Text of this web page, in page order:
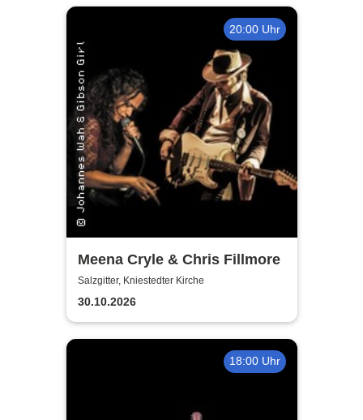
20:00 Uhr
Meena Cryle & Chris Fillmore
Salzgitter, Kniestedter Kirche
30.10.2026
18:00 Uhr